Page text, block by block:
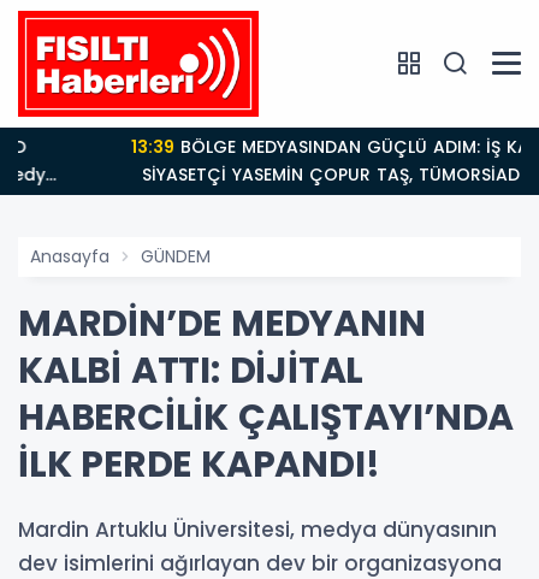
SİYASETÇİ YASEMİN ÇOPUR TAŞ, TÜMORSİAD KADIN
KOLLARINDA!
Anasayfa GÜNDEM
MARDİN’DE MEDYANIN
KALBİ ATTI: DİJİTAL
HABERCİLİK ÇALIŞTAYI’NDA
İLK PERDE KAPANDI!
Mardin Artuklu Üniversitesi, medya dünyasının
dev isimlerini ağırlayan dev bir organizasyona